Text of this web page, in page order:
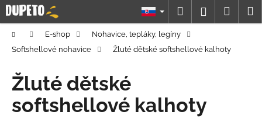
Prejsť
na
obsah
Hľadať
DomovE-shop
Nohavice, tepláky, legíny
Softshellové nohavice
Žluté dětské softshellové kalhoty
Žluté dětské
softshellové kalhoty
K
o
o
p
o